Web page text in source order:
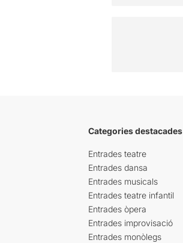
Categories destacades
Entrades teatre
Entrades dansa
Entrades musicals
Entrades teatre infantil
Entrades òpera
Entrades improvisació
Entrades monòlegs